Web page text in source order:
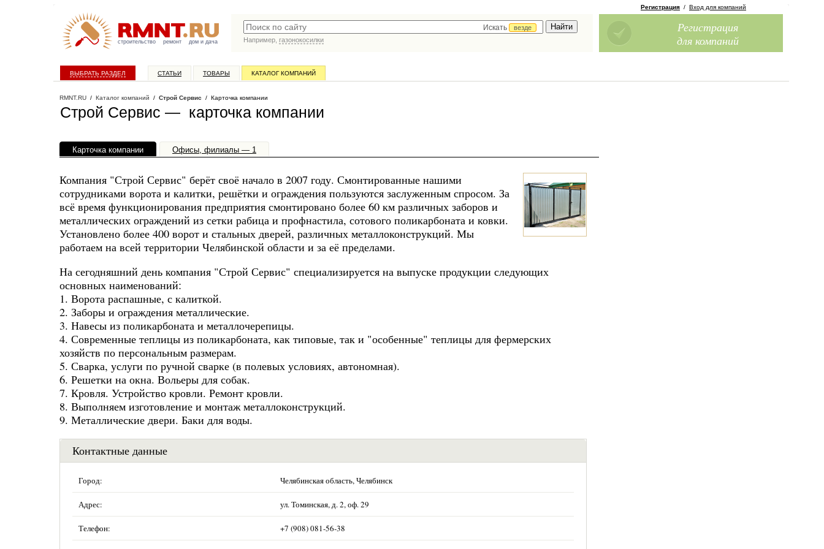
строительство ремонт дом и дача
Искать
везде
Например, газонокосилки
Регистрация / Вход для компаний
Регистрация
для компаний
ВЫБРАТЬ РАЗДЕЛ СТАТЬИ ТОВАРЫ КАТАЛОГ КОМПАНИЙ
RMNT.RU / Каталог компаний / Строй Сервис / Карточка компании
Строй Сервис — карточка компании
Карточка компании Офисы, филиалы — 1
Компания "Строй Сервис" берёт своё начало в 2007 году. Смонтированные нашими
сотрудниками ворота и калитки, решётки и ограждения пользуются заслуженным спросом. За
всё время функционирования предприятия смонтировано более 60 км различных заборов и
металлических ограждений из сетки рабица и профнастила, сотового поликарбоната и ковки.
Установлено более 400 ворот и стальных дверей, различных металлоконструкций. Мы
работаем на всей территории Челябинской области и за её пределами.
На сегодняшний день компания "Строй Сервис" специализируется на выпуске продукции следующих
основных наименований:
1. Ворота распашные, с калиткой.
2. Заборы и ограждения металлические.
3. Навесы из поликарбоната и металлочерепицы.
4. Современные теплицы из поликарбоната, как типовые, так и "особенные" теплицы для фермерских
хозяйств по персональным размерам.
5. Сварка, услуги по ручной сварке (в полевых условиях, автономная).
6. Решетки на окна. Вольеры для собак.
7. Кровля. Устройство кровли. Ремонт кровли.
8. Выполняем изготовление и монтаж металлоконструкций.
9. Металлические двери. Баки для воды.
Контактные данные
Город: Челябинская область, Челябинск
Адрес: ул. Томинская, д. 2, оф. 29
Телефон: +7 (908) 081-56-38